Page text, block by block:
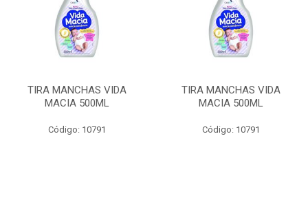
TIRA MANCHAS VIDA
MACIA 500ML
Código: 10791
TIRA MANCHAS VIDA
MACIA 500ML
Código: 10791